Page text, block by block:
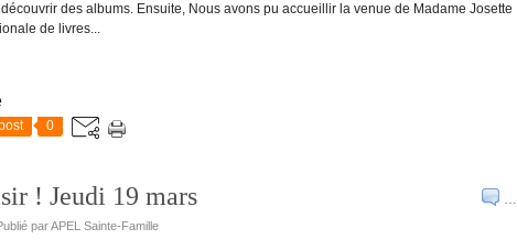
des albums. Ensuite, Nous avons pu accueillir la venue de Madame Josette
de livres...
0
…
! Jeudi 19 mars
par APEL Sainte-Famille